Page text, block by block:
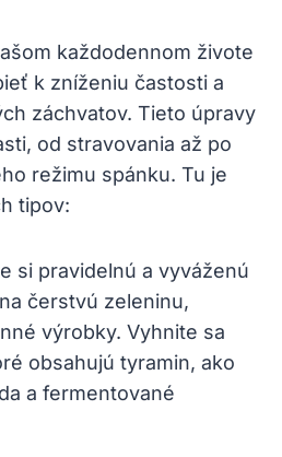
každodennom‌ živote
k zníženiu častosti a
záchvatov. Tieto úpravy
od stravovania ​až po
režimu spánku. Tu je⁤
tipov:
si pravidelnú a vyváženú
čerstvú zeleninu,
výrobky. Vyhnite sa
obsahujú tyramin, ako
a fermentované